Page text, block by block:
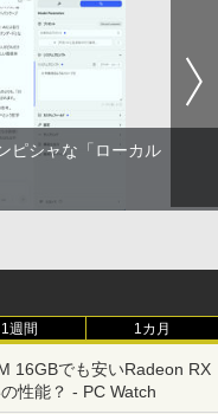
ピシャな「ローカル
1週間 1カ月
16GBでも安いRadeon RX
性能？ - PC Watch